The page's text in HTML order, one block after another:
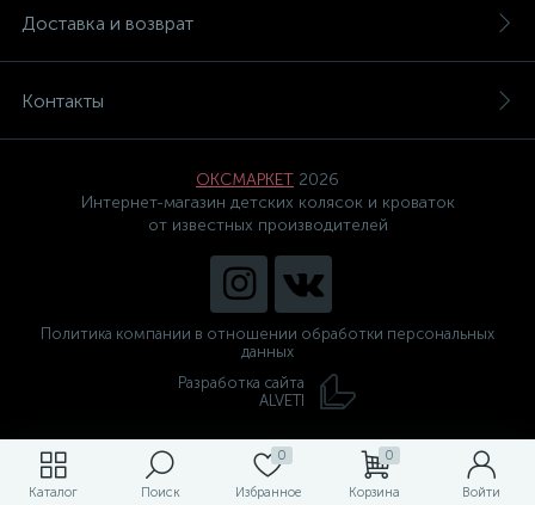
Каталог Поиск
0
Избранное
0
Корзина Войти
Доставка и возврат
Контакты
ОКСМАРКЕТ 2026
Интернет-магазин детских колясок и кроваток
от известных производителей
Политика компании в отношении обработки персональных
данных
Разработка сайта
ALVETI